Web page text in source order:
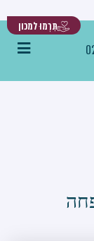
תִּרְמוּ למכון